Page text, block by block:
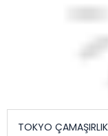
TOKYO ÇAMAŞIRLIK